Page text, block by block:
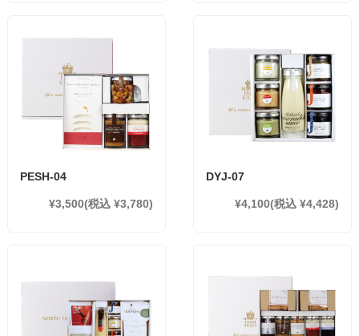
PESH-04
¥3,500(税込 ¥3,780)
DYJ-07
¥4,100(税込 ¥4,428)